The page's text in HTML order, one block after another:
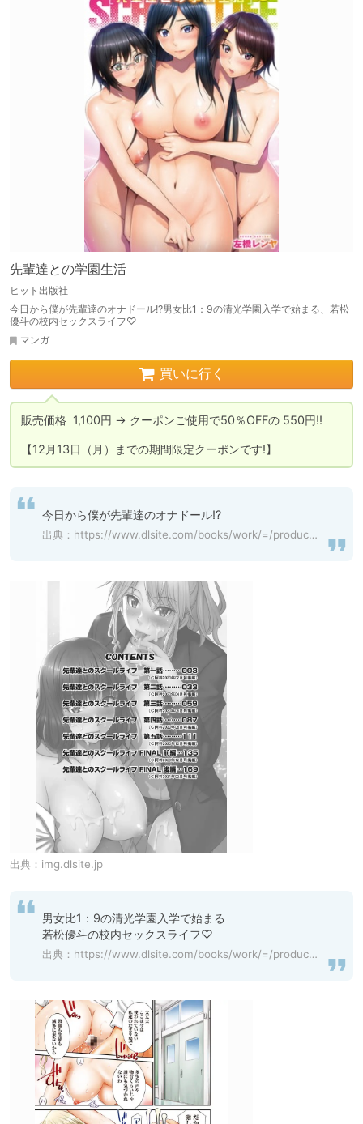
先輩達との学園生活
ヒット出版社
今日から僕が先輩達のオナドール!?男女比1：9の清光学園入学で始まる、若松
優斗の校内セックスライフ♡
マンガ
買いに行く
販売価格  1,100円 → クーポンご使用で50％OFFの 550円!!
【12月13日（月）までの期間限定クーポンです!】
今日から僕が先輩達のオナドール!?
出典： https://www.dlsite.com/books/work/=/product_id/BJ284854.html
出典： img.dlsite.jp
男女比1：9の清光学園入学で始まる
若松優斗の校内セックスライフ♡
出典： https://www.dlsite.com/books/work/=/product_id/BJ284854.html